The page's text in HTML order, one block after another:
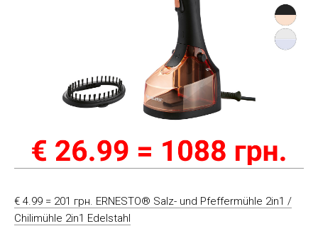
€ 4.99 = 201 грн. ERNESTO® Salz- und Pfeffermühle 2in1 /
Chilimühle 2in1 Edelstahl